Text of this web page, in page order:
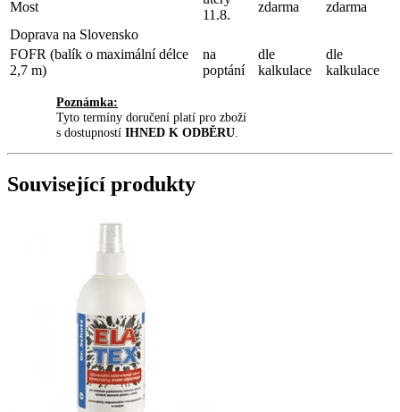
Most
11.8.
zdarma
zdarma
Doprava na Slovensko
FOFR (balík o maximální délce
2,7 m)
na
poptání
dle
kalkulace
dle
kalkulace
Poznámka:
Tyto termíny doručení platí pro zboží
s dostupností IHNED K ODBĚRU
Související produkty